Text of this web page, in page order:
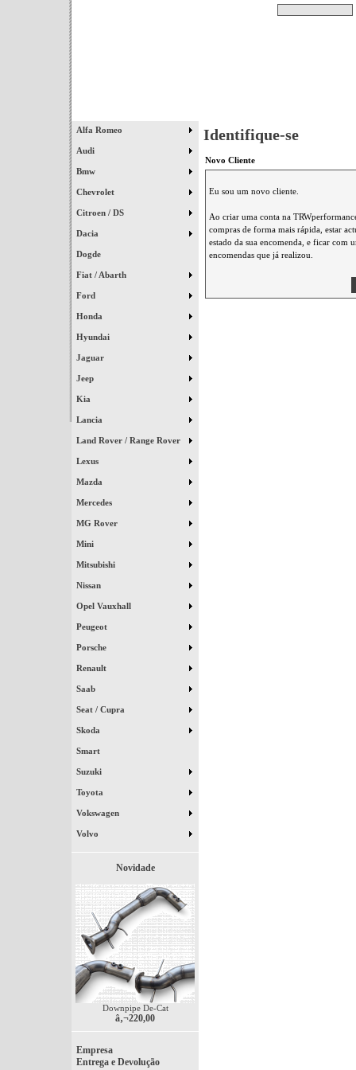
Alfa Romeo
Audi
Bmw
Chevrolet
Citroen / DS
Dacia
Dogde
Fiat / Abarth
Ford
Honda
Hyundai
Jaguar
Jeep
Kia
Lancia
Land Rover / Range Rover
Lexus
Mazda
Mercedes
MG Rover
Mini
Mitsubishi
Nissan
Opel Vauxhall
Peugeot
Porsche
Renault
Saab
Seat / Cupra
Skoda
Smart
Suzuki
Toyota
Vokswagen
Volvo
Novidade
Downpipe De-Cat
â‚¬220,00
Empresa
Entrega e Devolução
Identifique-se
Novo Cliente
Eu sou um novo cliente.
Ao criar uma conta na
compras de forma mais rápida, estar
estado da sua encomenda, e ficar com
encomendas que já realizou.